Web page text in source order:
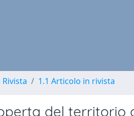
1.1 Articolo in rivista
del territorio